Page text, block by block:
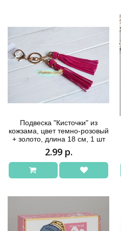
Подвеска "Кисточки" из
кожзама, цвет темно-розовый
+ золото, длина 18 см, 1 шт
2.99 р.